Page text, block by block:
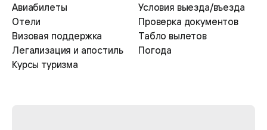
Авиабилеты
Отели
Визовая поддержка
Легализация и апостиль
Курсы туризма
Условия выезда/въезда
Проверка документов
Табло вылетов
Погода